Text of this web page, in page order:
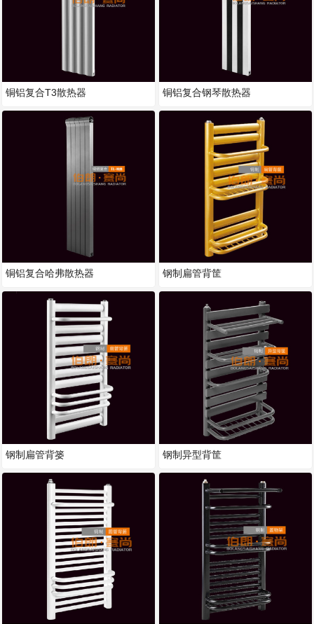
铜铝复合T3散热器
铜铝复合哈弗散热器
钢制扁管背篓
铜铝复合钢琴散热器
钢制扁管背筐
钢制异型背筐